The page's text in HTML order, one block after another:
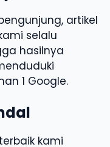
artikel
selalu
hasilnya
1 Google.
kami